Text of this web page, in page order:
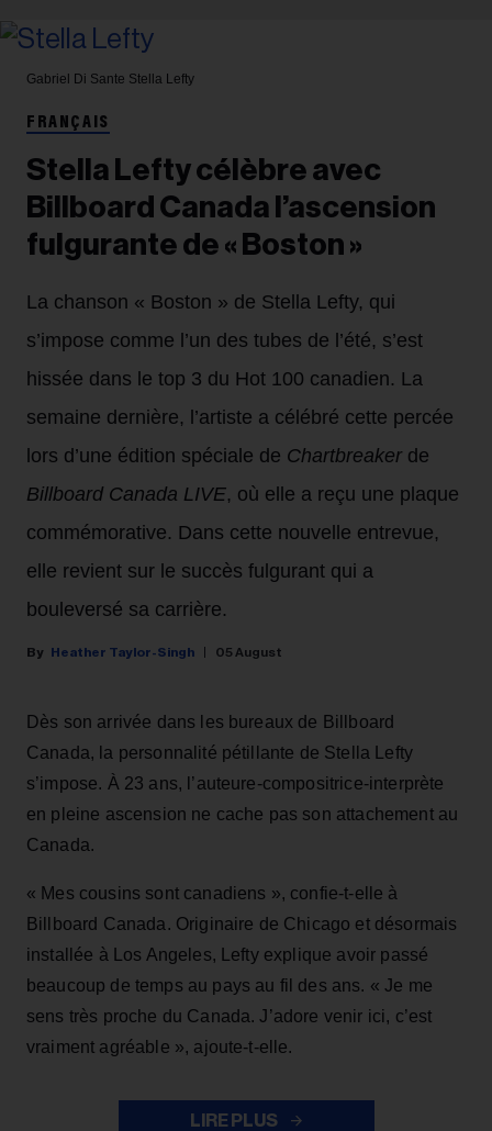
Gabriel Di Sante Stella Lefty
FRANÇAIS
Stella Lefty célèbre avec
Billboard Canada l’ascension
fulgurante de « Boston »
La chanson « Boston » de Stella Lefty, qui
s’impose comme l’un des tubes de l’été, s’est
hissée dans le top 3 du Hot 100 canadien. La
semaine dernière, l’artiste a célébré cette percée
lors d’une édition spéciale de Chartbreaker de
Billboard Canada LIVE, où elle a reçu une plaque
commémorative. Dans cette nouvelle entrevue,
elle revient sur le succès fulgurant qui a
bouleversé sa carrière.
Heather Taylor-Singh 05 August
Dès son arrivée dans les bureaux de Billboard
Canada, la personnalité pétillante de Stella Lefty
s’impose. À 23 ans, l’auteure-compositrice-interprète
en pleine ascension ne cache pas son attachement au
Canada.
« Mes cousins sont canadiens », confie-t-elle à
Billboard Canada. Originaire de Chicago et désormais
installée à Los Angeles, Lefty explique avoir passé
beaucoup de temps au pays au fil des ans. « Je me
sens très proche du Canada. J’adore venir ici, c’est
vraiment agréable », ajoute-t-elle.
LIRE PLUS